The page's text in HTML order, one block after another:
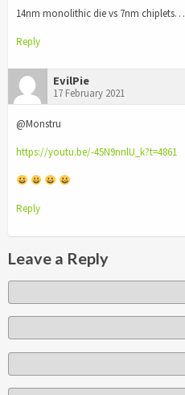
14nm monolithic die vs 7nm chiplets…
Reply
EvilPie
17 February 2021
@Monstru
https://youtu.be/-45N9nnlU_k?t=4861
Reply
Leave a Reply